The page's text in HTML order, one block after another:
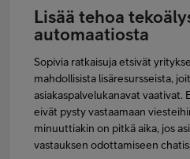
Lisää tehoa
automaatiosta
Sopivia ratkaisuja etsivät
mahdollisista lisäresursseista,
asiakaspalvelukanavat vaativat.
eivät pysty vastaamaan
minuuttiakin on pitkä aika, jos
vastauksen odottamiseen